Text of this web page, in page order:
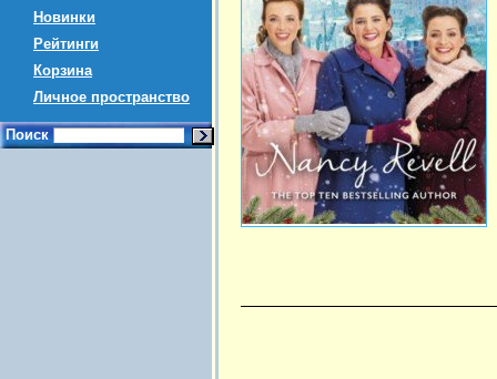
Новинки
Рейтинги
Корзина
Личное пространство
Поиск